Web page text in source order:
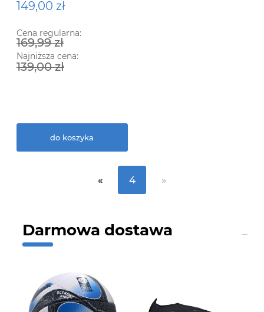
149,00 zł
Cena regularna:
169,99 zł
Najniższa cena:
139,00 zł
do koszyka
« 4 »
Darmowa dostawa